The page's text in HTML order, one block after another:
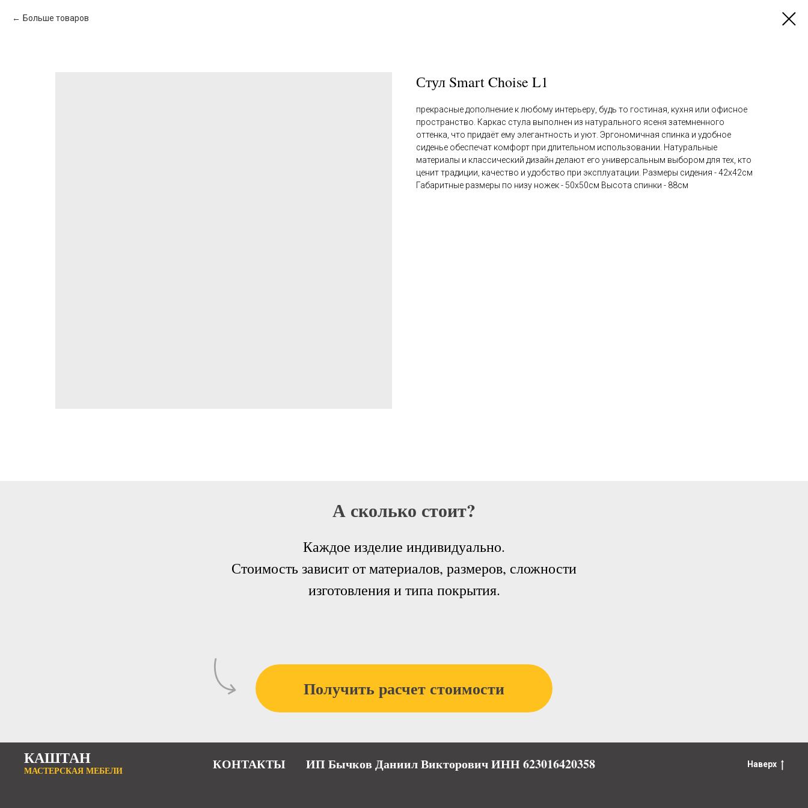
Больше товаров
Стул Smart Choise L1
прекрасные дополнение к любому интерьеру, будь то гостиная, кухня или офисное
пространство. Каркас стула выполнен из натурального ясеня затемненного
оттенка, что придаёт ему элегантность и уют. Эргономичная спинка и удобное
сиденье обеспечат комфорт при длительном использовании. Натуральные
материалы и классический дизайн делают его универсальным выбором для тех, кто
ценит традиции, качество и удобство при эксплуатации. Размеры сидения - 42х42см
Габаритные размеры по низу ножек - 50х50см Высота спинки - 88см
А сколько стоит?
Каждое изделие индивидуально.
Стоимость зависит от материалов, размеров, сложности
изготовления и типа покрытия.
Получить расчет стоимости
КАШТАН
МАСТЕРСКАЯ МЕБЕЛИ КОНТАКТЫ ИП Бычков Даниил Викторович ИНН 623016420358 Наверх